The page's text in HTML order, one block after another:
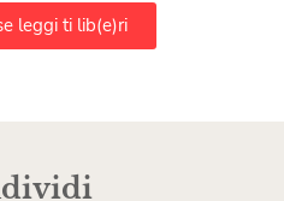
leggi ti lib(e)ri